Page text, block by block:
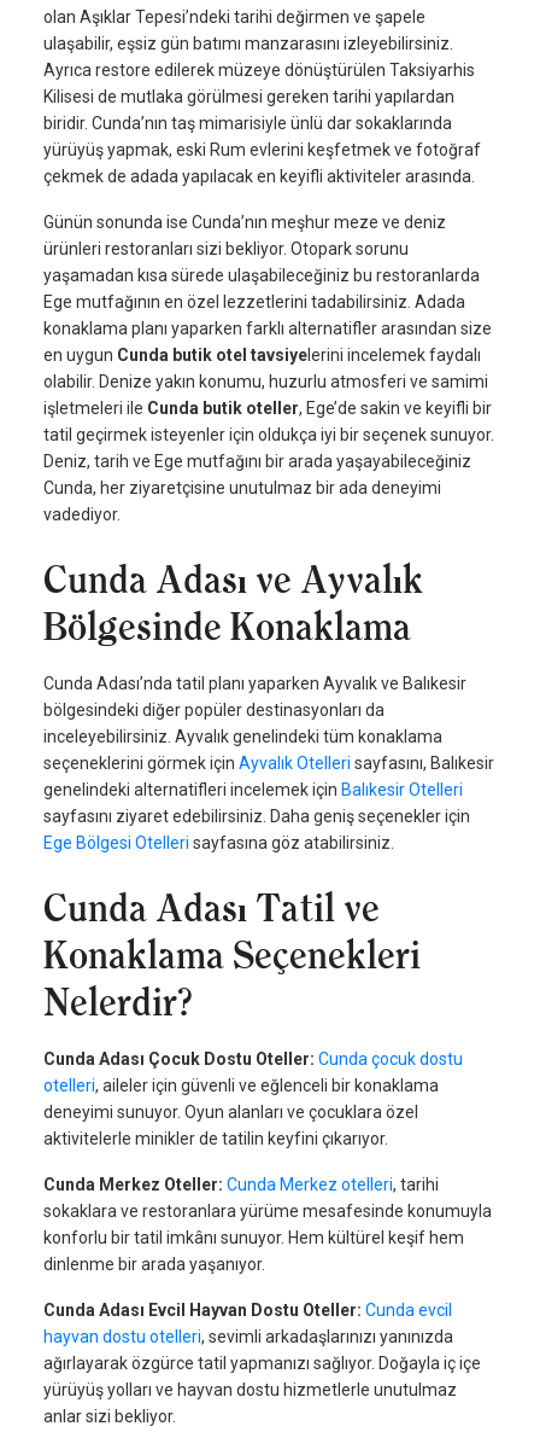
olan Aşıklar Tepesi’ndeki tarihi değirmen ve şapele
ulaşabilir, eşsiz gün batımı manzarasını izleyebilirsiniz.
Ayrıca restore edilerek müzeye dönüştürülen Taksiyarhis
Kilisesi de mutlaka görülmesi gereken tarihi yapılardan
biridir. Cunda’nın taş mimarisiyle ünlü dar sokaklarında
yürüyüş yapmak, eski Rum evlerini keşfetmek ve fotoğraf
çekmek de adada yapılacak en keyifli aktiviteler arasında.
Günün sonunda ise Cunda’nın meşhur meze ve deniz
ürünleri restoranları sizi bekliyor. Otopark sorunu
yaşamadan kısa sürede ulaşabileceğiniz bu restoranlarda
Ege mutfağının en özel lezzetlerini tadabilirsiniz. Adada
konaklama planı yaparken farklı alternatifler arasından size
en uygun Cunda butik otel tavsiyelerini incelemek faydalı
olabilir. Denize yakın konumu, huzurlu atmosferi ve samimi
işletmeleri ile Cunda butik oteller, Ege’de sakin ve keyifli bir
tatil geçirmek isteyenler için oldukça iyi bir seçenek sunuyor.
Deniz, tarih ve Ege mutfağını bir arada yaşayabileceğiniz
Cunda, her ziyaretçisine unutulmaz bir ada deneyimi
vadediyor.
Cunda Adası ve Ayvalık
Bölgesinde Konaklama
Cunda Adası’nda tatil planı yaparken Ayvalık ve Balıkesir
bölgesindeki diğer popüler destinasyonları da
inceleyebilirsiniz. Ayvalık genelindeki tüm konaklama
seçeneklerini görmek için Ayvalık Otelleri sayfasını, Balıkesir
genelindeki alternatifleri incelemek için Balıkesir Otelleri
sayfasını ziyaret edebilirsiniz. Daha geniş seçenekler için
Ege Bölgesi Otelleri sayfasına göz atabilirsiniz.
Cunda Adası Tatil ve
Konaklama Seçenekleri
Nelerdir?
Cunda Adası Çocuk Dostu Oteller: Cunda çocuk dostu
otelleri, aileler için güvenli ve eğlenceli bir konaklama
deneyimi sunuyor. Oyun alanları ve çocuklara özel
aktivitelerle minikler de tatilin keyfini çıkarıyor.
Cunda Merkez Oteller: Cunda Merkez otelleri, tarihi
sokaklara ve restoranlara yürüme mesafesinde konumuyla
konforlu bir tatil imkânı sunuyor. Hem kültürel keşif hem
dinlenme bir arada yaşanıyor.
Cunda Adası Evcil Hayvan Dostu Oteller: Cunda evcil
hayvan dostu otelleri, sevimli arkadaşlarınızı yanınızda
ağırlayarak özgürce tatil yapmanızı sağlıyor. Doğayla iç içe
yürüyüş yolları ve hayvan dostu hizmetlerle unutulmaz
anlar sizi bekliyor.